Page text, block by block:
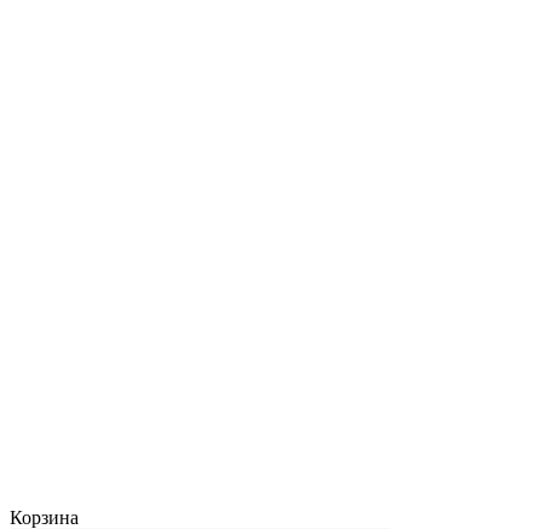
Корзина